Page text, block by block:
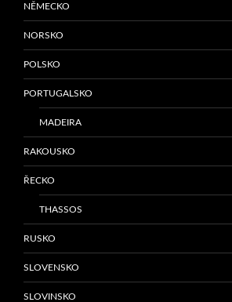
NĚMECKO
NORSKO
POLSKO
PORTUGALSKO
MADEIRA
RAKOUSKO
ŘECKO
THASSOS
RUSKO
SLOVENSKO
SLOVINSKO